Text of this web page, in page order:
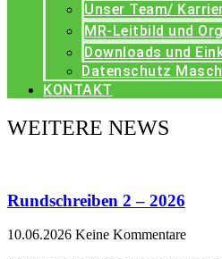
Unser Team/
MR-Leitbild und
Downloads und
Datenschutz
KONTAKT
WEITERE NEWS
Rundschreiben 2 – 2026
10.06.2026 Keine Kommentare